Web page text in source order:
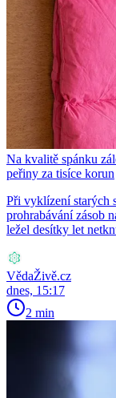
Na kvalitě spánku
peřiny za tisíce korun
Při vyklízení starých
prohrabávání zásob
ležel desítky let
VědaŽivě.cz
dnes, 15:17
2 min